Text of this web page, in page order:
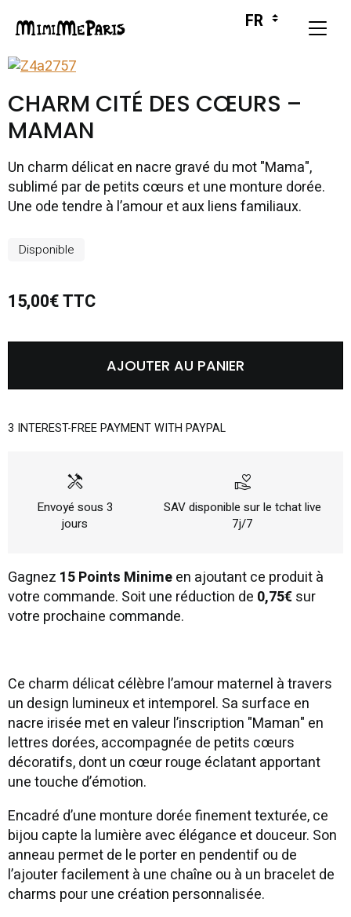
CHARM CITÉ DES CŒURS –
MAMAN
Un charm délicat en nacre gravé du mot "Mama",
sublimé par de petits cœurs et une monture dorée.
Une ode tendre à l’amour et aux liens familiaux.
Disponible
15,00€ TTC
AJOUTER AU PANIER
3 INTEREST-FREE PAYMENT WITH PAYPAL
handyman
Envoyé sous 3
jours
volunteer_activism
SAV disponible sur le tchat live
7j/7
Gagnez 15 Points Minimeen ajoutant ce produit à
votre commande. Soit une réduction de 0,75€sur
votre prochaine commande.
Ce charm délicat célèbre l’amour maternel à travers
un design lumineux et intemporel. Sa surface en
nacre irisée met en valeur l’inscription "Maman" en
lettres dorées, accompagnée de petits cœurs
décoratifs, dont un cœur rouge éclatant apportant
une touche d’émotion.
Encadré d’une monture dorée finement texturée, ce
bijou capte la lumière avec élégance et douceur. Son
anneau permet de le porter en pendentif ou de
l’ajouter facilement à une chaîne ou à un bracelet de
charms pour une création personnalisée.